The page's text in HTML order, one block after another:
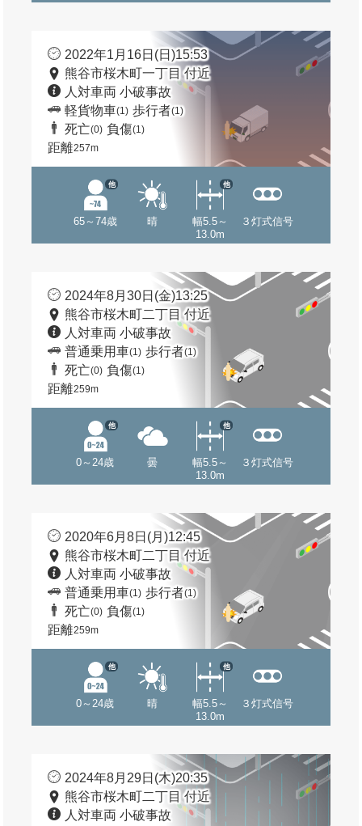
2022年1月16日(日)15:53
熊谷市桜木町一丁目 付近
人対車両 小破事故
軽貨物車(1) 歩行者(1)
死亡(0) 負傷(1)
距離257m
65～74歳
他
晴
幅5.5～
13.0m
他
３灯式信号
2024年8月30日(金)13:25
熊谷市桜木町二丁目 付近
人対車両 小破事故
普通乗用車(1) 歩行者(1)
死亡(0) 負傷(1)
距離259m
0～24歳
他
曇
幅5.5～
13.0m
他
３灯式信号
2020年6月8日(月)12:45
熊谷市桜木町二丁目 付近
人対車両 小破事故
普通乗用車(1) 歩行者(1)
死亡(0) 負傷(1)
距離259m
0～24歳
他
晴
幅5.5～
13.0m
他
３灯式信号
2024年8月29日(木)20:35
熊谷市桜木町二丁目 付近
人対車両 小破事故